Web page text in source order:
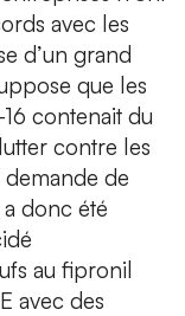
avec les
d’un grand
que les
contenait du
contre les
demande de
donc été
au fipronil
avec des